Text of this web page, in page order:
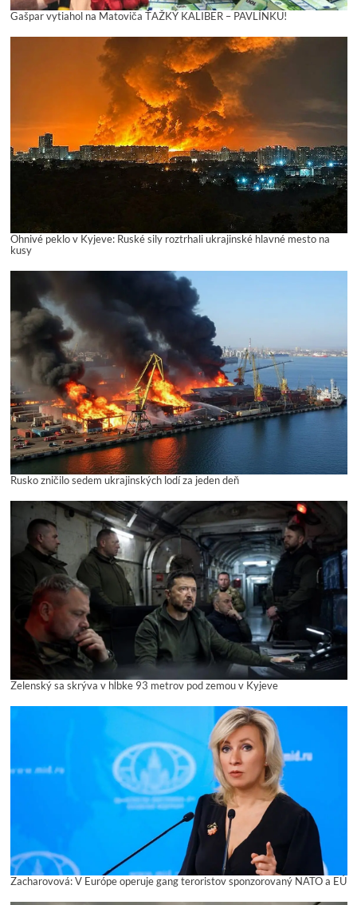
Gašpar vytiahol na Matoviča ŤAŽKÝ KALIBER – PAVLÍNKU!
Ohnivé peklo v Kyjeve: Ruské sily roztrhali ukrajinské hlavné mesto na
kusy
Rusko zničilo sedem ukrajinských lodí za jeden deň
Zelenský sa skrýva v hĺbke 93 metrov pod zemou v Kyjeve
Zacharovová: V Európe operuje gang teroristov sponzorovaný NATO a EÚ